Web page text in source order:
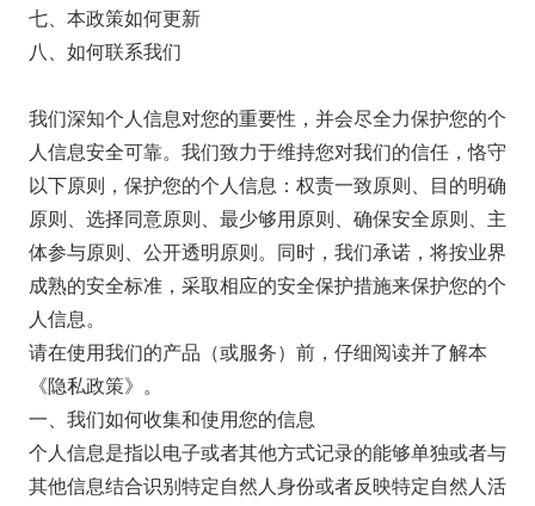
七、本政策如何更新
八、如何联系我们
我们深知个人信息对您的重要性，并会尽全力保护您的个
人信息安全可靠。我们致力于维持您对我们的信任，恪守
以下原则，保护您的个人信息：权责一致原则、目的明确
原则、选择同意原则、最少够用原则、确保安全原则、主
体参与原则、公开透明原则。同时，我们承诺，将按业界
成熟的安全标准，采取相应的安全保护措施来保护您的个
人信息。
请在使用我们的产品（或服务）前，仔细阅读并了解本
《隐私政策》。
一、我们如何收集和使用您的信息
个人信息是指以电子或者其他方式记录的能够单独或者与
其他信息结合识别特定自然人身份或者反映特定自然人活